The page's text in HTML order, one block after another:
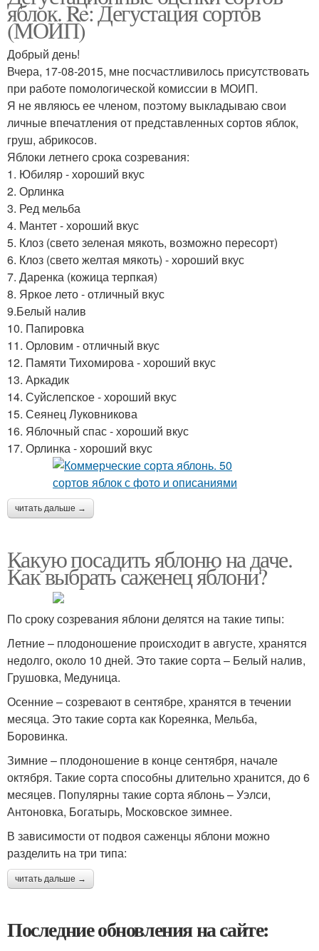
яблок. Re: Дегустация сортов
(МОИП)
Добрый день!
Вчера, 17-08-2015, мне посчастливилось присутствовать
при работе помологической комиссии в МОИП.
Я не являюсь ее членом, поэтому выкладываю свои
личные впечатления от представленных сортов яблок,
груш, абрикосов.
Яблоки летнего срока созревания:
1. Юбиляр - хороший вкус
2. Орлинка
3. Ред мельба
4. Мантет - хороший вкус
5. Клоз (свето зеленая мякоть, возможно пересорт)
6. Клоз (свето желтая мякоть) - хороший вкус
7. Даренка (кожица терпкая)
8. Яркое лето - отличный вкус
9.Белый налив
10. Папировка
11. Орловим - отличный вкус
12. Памяти Тихомирова - хороший вкус
13. Аркадик
14. Суйслепское - хороший вкус
15. Сеянец Луковникова
16. Яблочный спас - хороший вкус
17. Орлинка - хороший вкус
читать дальше →
Какую посадить яблоню на даче.
Как выбрать саженец яблони?
По сроку созревания яблони делятся на такие типы:
Летние – плодоношение происходит в августе, хранятся
недолго, около 10 дней. Это такие сорта – Белый налив,
Грушовка, Медуница.
Осенние – созревают в сентябре, хранятся в течении
месяца. Это такие сорта как Кореянка, Мельба,
Боровинка.
Зимние – плодоношение в конце сентября, начале
октября. Такие сорта способны длительно хранится, до 6
месяцев. Популярны такие сорта яблонь – Уэлси,
Антоновка, Богатырь, Московское зимнее.
В зависимости от подвоя саженцы яблони можно
разделить на три типа:
читать дальше →
Последние обновления на сайте: